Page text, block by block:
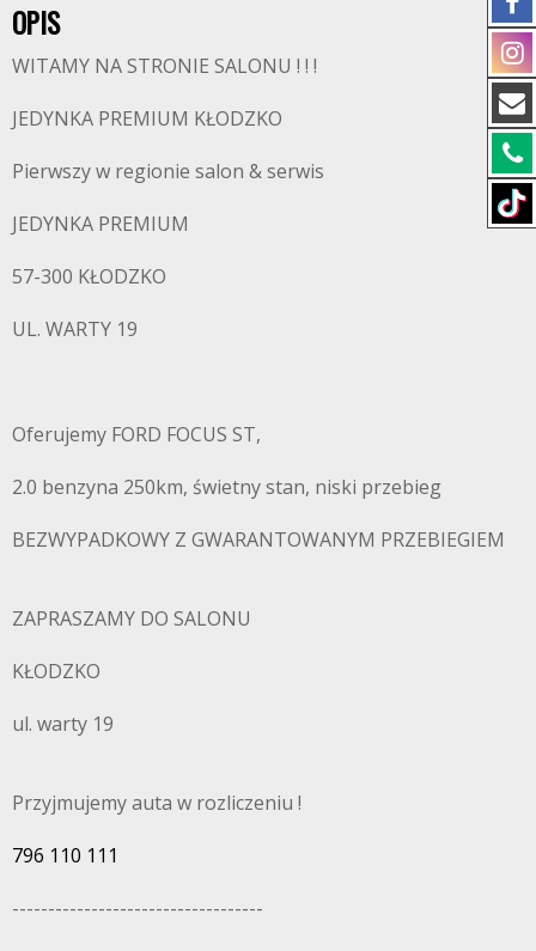
OPIS
WITAMY NA STRONIE SALONU ! ! !
JEDYNKA PREMIUM KŁODZKO
Pierwszy w regionie salon & serwis
JEDYNKA PREMIUM
57-300 KŁODZKO
UL. WARTY 19
Oferujemy FORD FOCUS ST,
2.0 benzyna 250km, świetny stan, niski przebieg
BEZWYPADKOWY Z GWARANTOWANYM PRZEBIEGIEM
ZAPRASZAMY DO SALONU
KŁODZKO
ul. warty 19
Przyjmujemy auta w rozliczeniu !
796 110 111
-----------------------------------